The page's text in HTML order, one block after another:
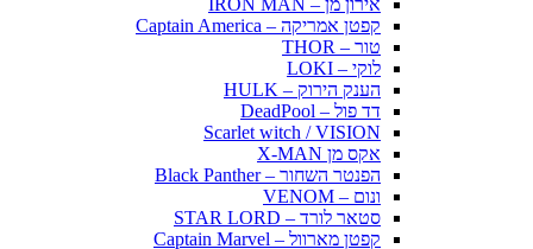
אירון מן – IRON MAN
קפטן אמריקה – Captain America
טור – THOR
לוקי – LOKI
הענק הירוק – HULK
דד פול – DeadPool
Scarlet witch / VISION
אקס מן X-MAN
הפנטר השחור – Black Panther
ונום – VENOM
סטאר לורד – STAR LORD
קפטן מארוול – Captain Marvel